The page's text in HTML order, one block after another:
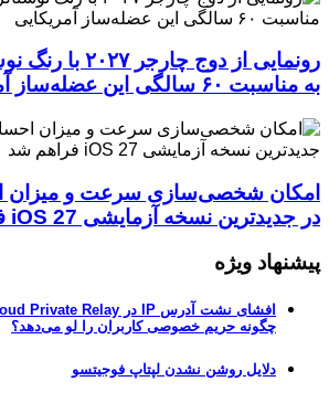
رونمایی از دوج
به مناسبت ۶۰ سالگی این عضله‌ساز آمریکایی
امکان شخصی‌سازی سرعت و
در جدیدترین نسخه آزمایشی iOS 27 فراهم شد
پیشنهاد ویژه
چگونه حریم خصوصی کاربران را لو می‌دهد؟
دلایل روشن نشدن لپتاپ فوجیتسو